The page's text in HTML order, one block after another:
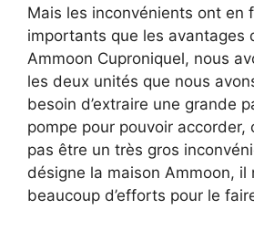
Mais les inconvénients ont en
importants que les avantages
Ammoon Cuproniquel, nous
les deux unités que nous
besoin d’extraire une grande
pompe pour pouvoir accorder,
pas être un très gros
désigne la maison Ammoon, il
beaucoup d’efforts pour le